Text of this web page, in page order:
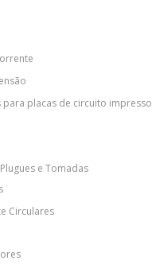
placas de circuito impresso
e Tomadas
Circulares